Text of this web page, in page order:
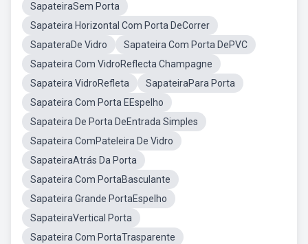
SapateiraSem Porta
Sapateira Horizontal Com Porta DeCorrer
SapateraDe Vidro
Sapateira Com Porta DePVC
Sapateira Com VidroReflecta Champagne
Sapateira VidroRefleta
SapateiraPara Porta
Sapateira Com Porta EEspelho
Sapateira De Porta DeEntrada Simples
Sapateira ComPateleira De Vidro
SapateiraAtrás Da Porta
Sapateira Com PortaBasculante
Sapateira Grande PortaEspelho
SapateiraVertical Porta
Sapateira Com PortaTrasparente